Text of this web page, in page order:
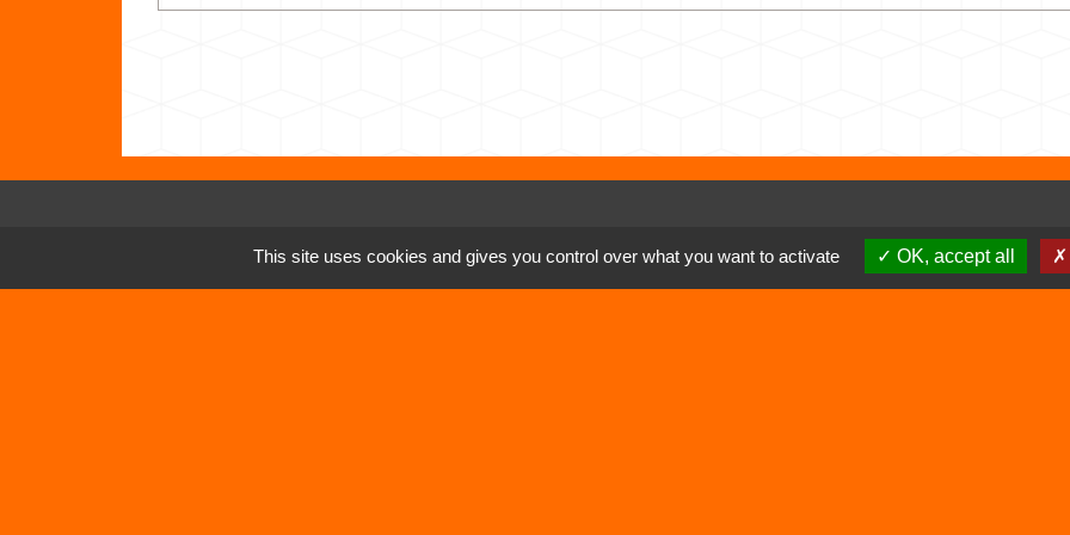
Contacts Liens
This site uses cookies and gives you control over what you want to activate OK, accept all